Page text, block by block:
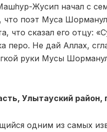
Жусип начал с
что поэт Муса
что сказал его отцу:
перо. Не дай Аллах,
руки Мусы
Улытауский район,
одним из самых